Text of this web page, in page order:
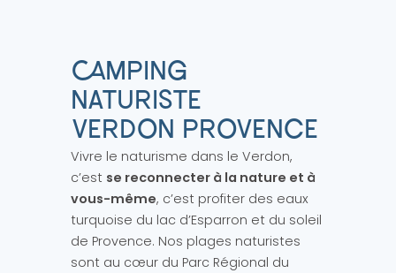
CAMPING
NATURISTE
VERDON PROVENCE
Vivre le naturisme dans le Verdon,
c’est se reconnecter à la nature et à
vous-même, c’est profiter des eaux
turquoise du lac d’Esparron et du soleil
de Provence. Nos plages naturistes
sont au cœur du Parc Régional du